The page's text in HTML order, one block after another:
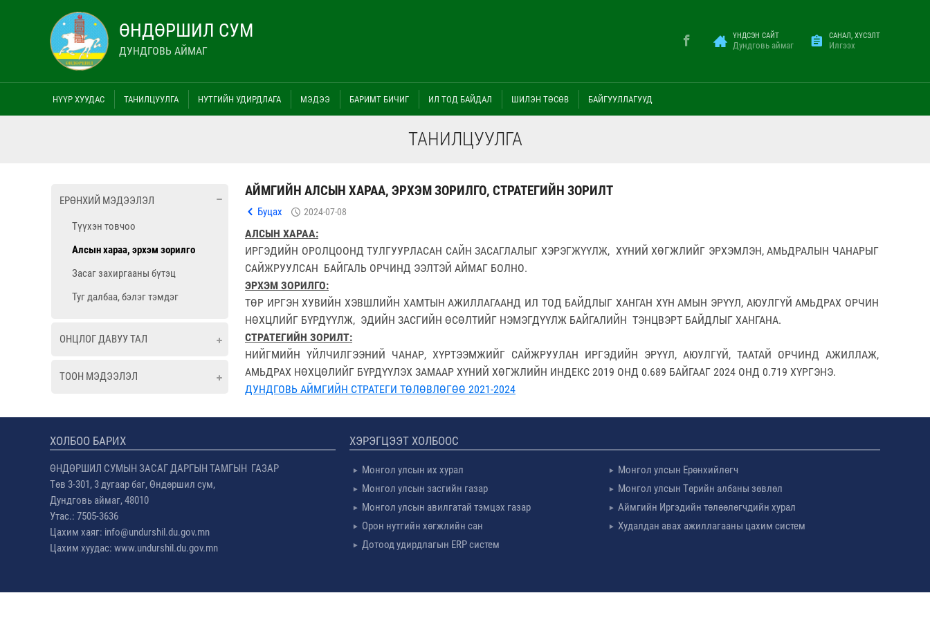
ӨНДӨРШИЛ СУМ
ДУНДГОВЬ АЙМАГ
ҮНДСЭН САЙТ
Дундговь аймаг
САНАЛ, ХҮСЭЛТ
Илгээх
НҮҮР ХУУДАС ТАНИЛЦУУЛГА НУТГИЙН УДИРДЛАГА МЭДЭЭ БАРИМТ БИЧИГ ИЛ ТОД БАЙДАЛ ШИЛЭН ТӨСӨВ БАЙГУУЛЛАГУУД
ТАНИЛЦУУЛГА
ЕРӨНХИЙ МЭДЭЭЛЭЛ
Түүхэн товчоо
Алсын хараа, эрхэм зорилго
Засаг захиргааны бүтэц
Туг далбаа, бэлэг тэмдэг
ОНЦЛОГ ДАВУУ ТАЛ
ТООН МЭДЭЭЛЭЛ
АЙМГИЙН АЛСЫН ХАРАА, ЭРХЭМ ЗОРИЛГО, СТРАТЕГИЙН ЗОРИЛТ
Буцах 2024-07-08
АЛСЫН ХАРАА:
ИРГЭДИЙН ОРОЛЦООНД ТУЛГУУРЛАСАН САЙН ЗАСАГЛАЛЫГ ХЭРЭГЖҮҮЛЖ, ХҮНИЙ ХӨГЖЛИЙГ ЭРХЭМЛЭН, АМЬДРАЛЫН ЧАНАРЫГ
САЙЖРУУЛСАН БАЙГАЛЬ ОРЧИНД ЭЭЛТЭЙ АЙМАГ БОЛНО.
ЭРХЭМ ЗОРИЛГО:
ТӨР ИРГЭН ХУВИЙН ХЭВШЛИЙН ХАМТЫН АЖИЛЛАГААНД ИЛ ТОД БАЙДЛЫГ ХАНГАН ХҮН АМЫН ЭРҮҮЛ, АЮУЛГҮЙ АМЬДРАХ ОРЧИН
НӨХЦЛИЙГ БҮРДҮҮЛЖ, ЭДИЙН ЗАСГИЙН ӨСӨЛТИЙГ НЭМЭГДҮҮЛЖ БАЙГАЛИЙН ТЭНЦВЭРТ БАЙДЛЫГ ХАНГАНА.
СТРАТЕГИЙН ЗОРИЛТ:
НИЙГМИЙН ҮЙЛЧИЛГЭЭНИЙ ЧАНАР, ХҮРТЭЭМЖИЙГ САЙЖРУУЛАН ИРГЭДИЙН ЭРҮҮЛ, АЮУЛГҮЙ, ТААТАЙ ОРЧИНД АЖИЛЛАЖ,
АМЬДРАХ НӨХЦӨЛИЙГ БҮРДҮҮЛЭХ ЗАМААР ХҮНИЙ ХӨГЖЛИЙН ИНДЕКС 2019 ОНД 0.689 БАЙГААГ 2024 ОНД 0.719 ХҮРГЭНЭ.
ДУНДГОВЬ АЙМГИЙН СТРАТЕГИ ТӨЛӨВЛӨГӨӨ 2021-2024
ХОЛБОО БАРИХ
ӨНДӨРШИЛ СУМЫН ЗАСАГ ДАРГЫН ТАМГЫН ГАЗАР
Төв 3-301, 3 дугаар баг, Өндөршил сум,
Дундговь аймаг, 48010
Утас.: 7505-3636
Цахим хаяг: info@undurshil.du.gov.mn
Цахим хуудас: www.undurshil.du.gov.mn
ХЭРЭГЦЭЭТ ХОЛБООС
Монгол улсын их хурал
Монгол улсын Ерөнхийлөгч
Монгол улсын засгийн газар
Монгол улсын Төрийн албаны зөвлөл
Монгол улсын авилгатай тэмцэх газар
Аймгийн Иргэдийн төлөөлөгчдийн хурал
Орон нутгийн хөгжлийн сан
Худалдан авах ажиллагааны цахим систем
Дотоод удирдлагын ERP систем